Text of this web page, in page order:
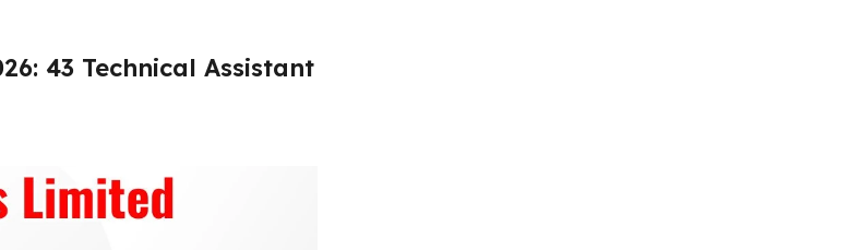
43 Technical Assistant